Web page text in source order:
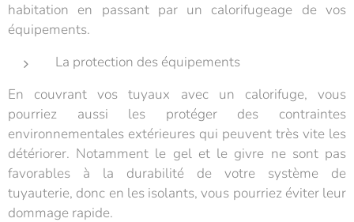
habitation en passant par un calorifugeage de vos
équipements.
La protection des équipements
En couvrant vos tuyaux avec un calorifuge, vous
pourriez aussi les protéger des contraintes
environnementales extérieures qui peuvent très vite les
détériorer. Notamment le gel et le givre ne sont pas
favorables à la durabilité de votre système de
tuyauterie, donc en les isolants, vous pourriez éviter leur
dommage rapide.